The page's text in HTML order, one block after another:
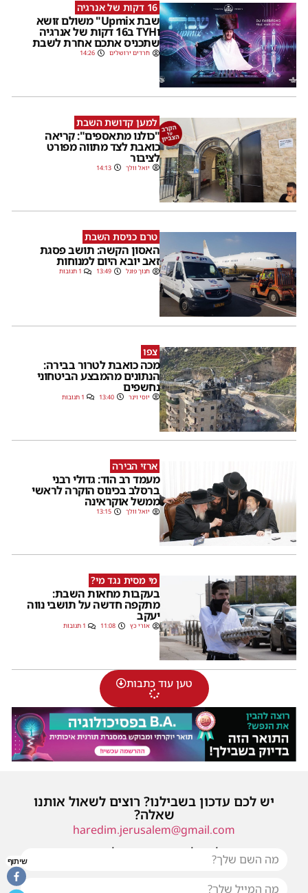
16 דקות של אנרגיה
שבת Upmix" משולם זושא
וTYH ב16 דקות של אנרגיה
שתכניס אתכם אחרת לשבת
חרדים ירושלים 14:26
למען קדושת השבת
"כולנו מתאספים": קריאה
כואבת לצד מתווה מפורט
לציבור
יואל וולך 14:13
טרם כניסת השבת
האסון הקשה: תושב פסגת
זאב יובא היום למנוחות
חנוך פוגל 13:49 1 תגובות
צפו
מכה כואבת לטרור בבירה:
הנתונים מהמבצע הביטחוני
נחשפים
יוסי וינר 13:40 1 תגובות
ארזי הבירה
מעמד רב הוד: גדולי רבני
ברסלב בכינוס הוקרה לראשי
ממשל אוקראינה
יואל וולך 13:15
מי מסית נגד מי?
בעקבות מחאות השבת:
מתקפה חדשה על תושבי נווה
יעקב
אורי כץ 11:08 1 תגובות
טען עוד כתבות
יש לכם עדכון בשבילנו? רוצים לשאול אותנו
שאלה?
haredim.jerusalem@gmail.com
או שילחו אלינו פנייה ונחזור אליכם בהקדם
שיתוף